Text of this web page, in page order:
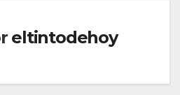
eltintodehoy